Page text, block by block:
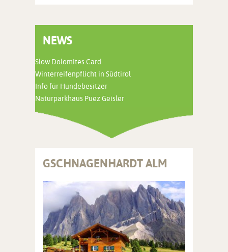
NEWS
Slow Dolomites Card
Winterreifenpflicht in Südtirol
Info für Hundebesitzer
Naturparkhaus Puez Geisler
GSCHNAGENHARDT ALM